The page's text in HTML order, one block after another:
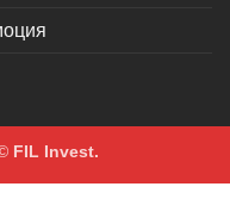
FIL Invest.